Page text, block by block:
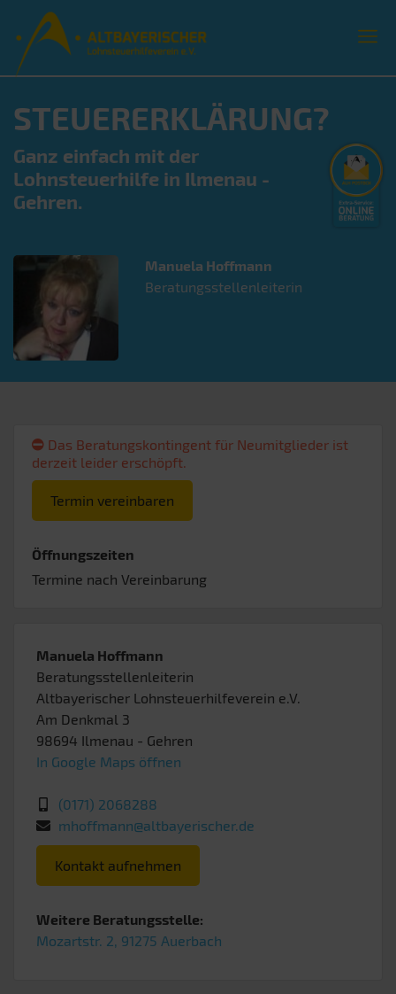
STEUERERKLÄRUNG?
Ganz einfach mit der
Lohnsteuerhilfe in Ilmenau -
Gehren.
Manuela Hoffmann
Beratungsstellenleiterin
Das Beratungskontingent für Neumitglieder ist
derzeit leider erschöpft.
Termin vereinbaren
Öffnungszeiten
Termine nach Vereinbarung
Manuela Hoffmann
Beratungsstellenleiterin
Altbayerischer Lohnsteuerhilfeverein e.V.
Am Denkmal 3
98694 Ilmenau - Gehren
In Google Maps öffnen
(0171) 2068288
mhoffmann@altbayerischer.de
Kontakt aufnehmen
Weitere Beratungsstelle:
Mozartstr. 2, 91275 Auerbach